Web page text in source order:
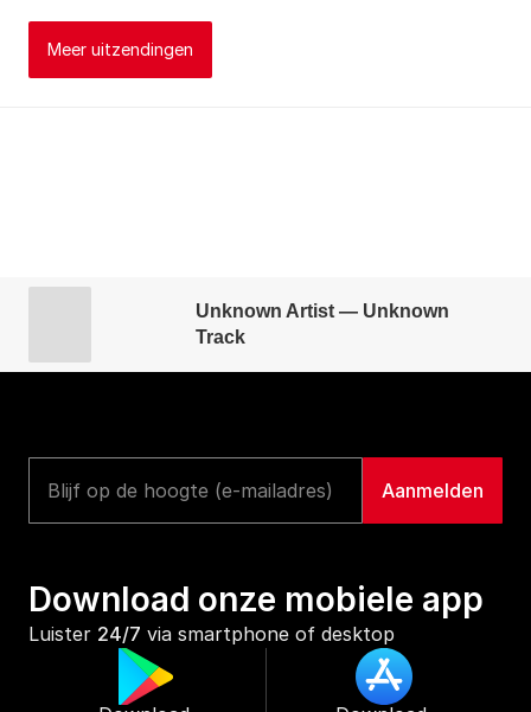
Meer uitzendingen
Unknown Artist — Unknown
Track
Download onze mobiele app
Luister 24/7 via smartphone of desktop